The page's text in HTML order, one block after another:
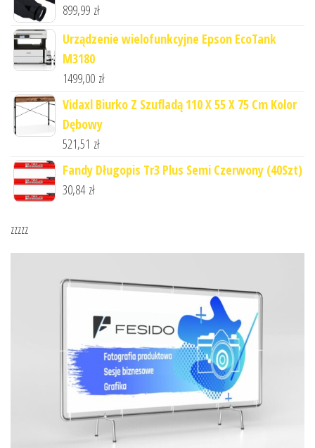
899,99 zł
Urządzenie wielofunkcyjne Epson EcoTank
M3180
1499,00 zł
Vidaxl Biurko Z Szufladą 110 X 55 X 75 Cm Kolor
Dębowy
521,51 zł
Fandy Długopis Tr3 Plus Semi Czerwony (40Szt)
30,84 zł
zzzzz